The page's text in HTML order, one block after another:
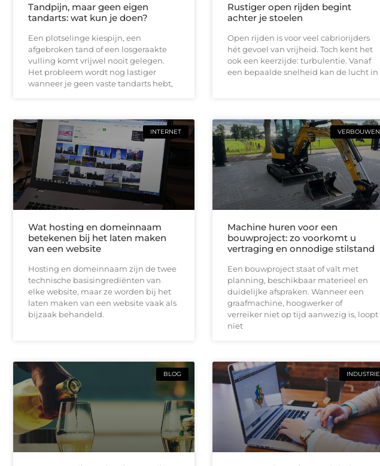
Tandpijn, maar geen eigen
tandarts: wat kun je doen?
Een plotselinge kiespijn, een
afgebroken tand of een losgeraakte
vulling komt vrijwel nooit gelegen.
Het probleem wordt nog lastiger
wanneer je geen vaste tandarts hebt,
Rustiger open rijden begint
achter je stoelen
Open rijden is voor veel cabriorijders
hét gevoel van vrijheid. Toch kent het
ook een keerzijde: turbulentie. Vanaf
een bepaalde snelheid kan de lucht in
INTERNET
Wat hosting en domeinnaam
betekenen bij het laten maken
van een website
Hosting en domeinnaam zijn de twee
technische basisingrediënten van
elke website, maar ze worden bij het
laten maken van een website vaak als
bijzaak behandeld.
VERBOUWEN
Machine huren voor een
bouwproject: zo voorkomt u
vertraging en onnodige stilstand
Een bouwproject staat of valt met
planning, beschikbaar materieel en
duidelijke afspraken. Wanneer een
graafmachine, hoogwerker of
verreiker niet op tijd aanwezig is, loopt
niet
BLOG INDUSTRIE